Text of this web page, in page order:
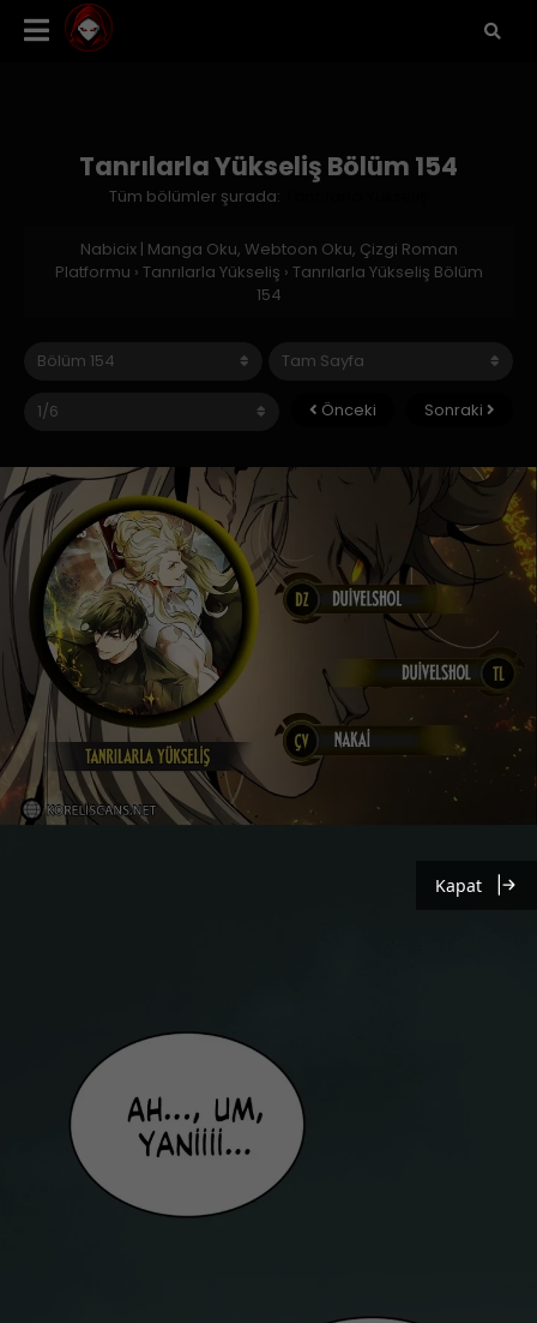
Tanrılarla Yükseliş Bölüm 154
Tüm bölümler şurada:
Nabicix | Manga Oku, Webtoon Oku, Çizgi Roman
Platformu › Tanrılarla Yükseliş › Tanrılarla Yükseliş Bölüm
154
Önceki Sonraki
Kapat